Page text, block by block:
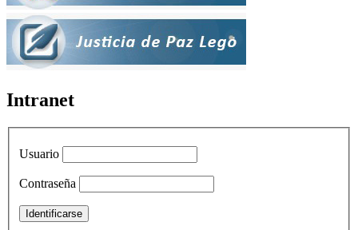
Intranet
Usuario
Contraseña